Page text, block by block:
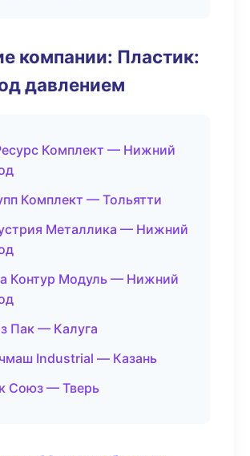
компании: Пластик:
давлением
Комплект — Нижний
Комплект — Тольятти
Металлика — Нижний
Контур Модуль — Нижний
Пак — Калуга
Industrial — Казань
Союз — Тверь